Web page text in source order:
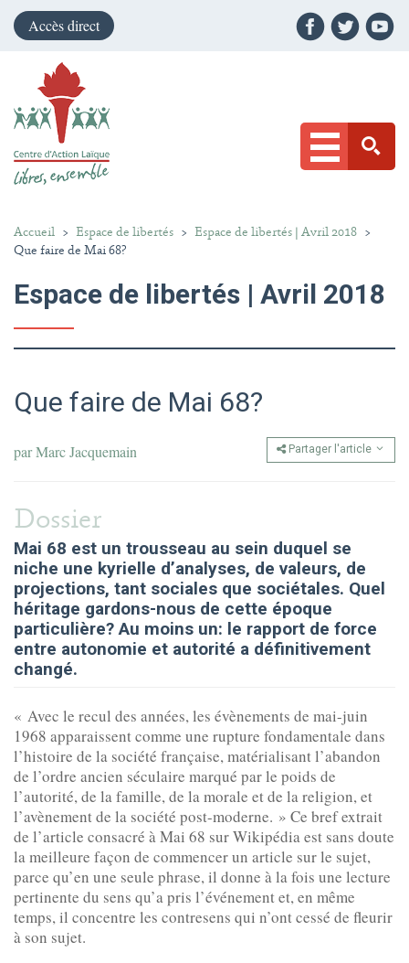
Accès direct
Accueil > Espace de libertés > Espace de libertés | Avril 2018 >
Que faire de Mai 68?
Espace de libertés | Avril 2018
Que faire de Mai 68?
parMarc Jacquemain Partager l'article
Dossier
Mai 68 est un trousseau au sein duquel se
niche une kyrielle d’analyses, de valeurs, de
projections, tant sociales que sociétales. Quel
héritage gardons-nous de cette époque
particulière? Au moins un: le rapport de force
entre autonomie et autorité a définitivement
changé.
« Avec le recul des années, les évènements de mai-juin
1968 apparaissent comme une rupture fondamentale dans
l’histoire de la société française, matérialisant l’abandon
de l’ordre ancien séculaire marqué par le poids de
l’autorité, de la famille, de la morale et de la religion, et
l’avènement de la société post-moderne. » Ce bref extrait
de l’article consacré à Mai 68 sur Wikipédia est sans doute
la meilleure façon de commencer un article sur le sujet,
parce qu’en une seule phrase, il donne à la fois une lecture
pertinente du sens qu’a pris l’événement et, en même
temps, il concentre les contresens qui n’ont cessé de fleurir
à son sujet.